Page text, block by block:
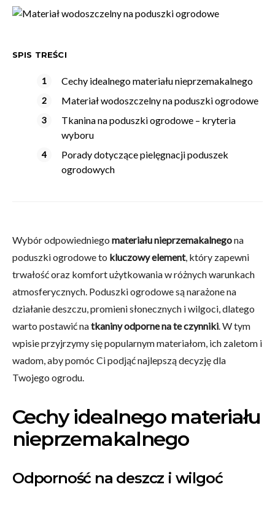
SPIS TREŚCI
Cechy idealnego materiału nieprzemakalnego
Materiał wodoszczelny na poduszki ogrodowe
Tkanina na poduszki ogrodowe – kryteria
wyboru
Porady dotyczące pielęgnacji poduszek
ogrodowych
Wybór odpowiedniego materiału nieprzemakalnegona
poduszki ogrodowe to kluczowy element, który zapewni
trwałość oraz komfort użytkowania w różnych warunkach
atmosferycznych. Poduszki ogrodowe są narażone na
działanie deszczu, promieni słonecznych i wilgoci, dlatego
warto postawić natkaniny odporne na te czynniki. W tym
wpisie przyjrzymy się popularnym materiałom, ich zaletom i
wadom, aby pomóc Ci podjąć najlepszą decyzję dla
Twojego ogrodu.
Cechy idealnego materiału
nieprzemakalnego
Odporność na deszcz i wilgoć